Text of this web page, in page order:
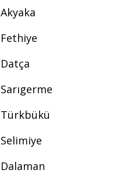
Akyaka
Fethiye
Datça
Sarıgerme
Türkbükü
Selimiye
Dalaman